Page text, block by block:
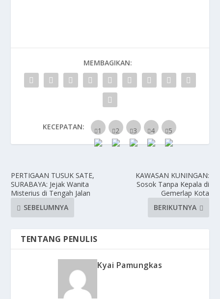
MEMBAGIKAN:
KECEPATAN:
PERTIGAAN TUSUK SATE,
SURABAYA: Jejak Wanita
Misterius di Tengah Jalan
SEBELUMNYA
KAWASAN KUNINGAN:
Sosok Tanpa Kepala di
Gemerlap Kota
BERIKUTNYA
TENTANG PENULIS
Kyai Pamungkas